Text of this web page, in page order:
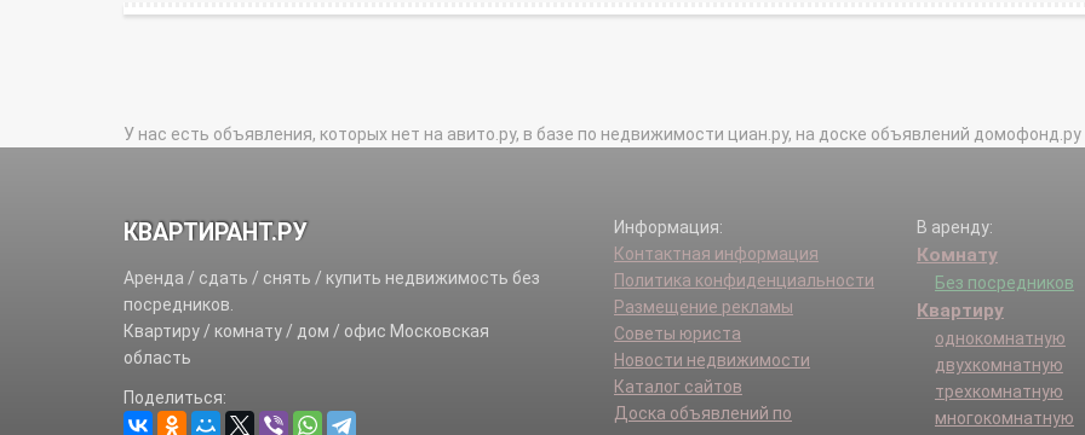
У нас есть объявления, которых нет на авито.ру, в базе по недвижимости циан.ру, на доске объявлений домофонд.ру
КВАРТИРАНТ.РУ
Аренда / сдать / снять / купить недвижимость без
посредников.
Квартиру / комнату / дом / офис Московская
область
Поделиться:
Информация:
Контактная информация
Политика конфиденциальности
Размещение рекламы
Советы юриста
Новости недвижимости
Каталог сайтов
Доска объявлений по
В аренду:
Комнату
Без посредников
Квартиру
однокомнатную
двухкомнатную
трехкомнатную
многокомнатную